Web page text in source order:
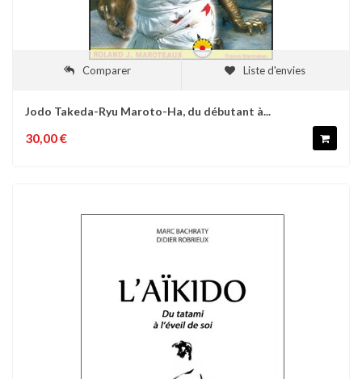
Comparer Liste d'envies
Jodo Takeda-Ryu Maroto-Ha, du débutant à...
30,00 €